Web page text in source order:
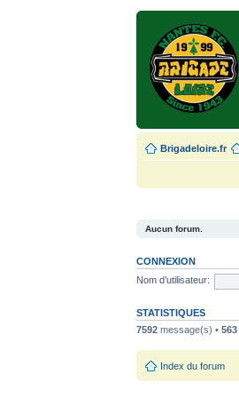
Brigadeloire.fr
Aucun forum.
CONNEXION
Nom d’utilisateur:
STATISTIQUES
7592 message(s) •563
Index du forum